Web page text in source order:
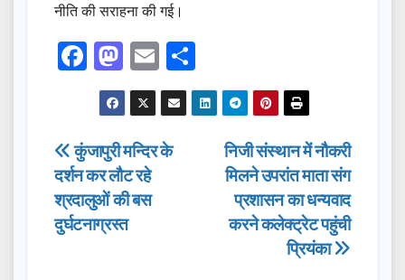
नीति की सराहना की गई।
F
a
c
e
b
o
o
M
a
st
o
d
o
n
E
m
ail
h
ar
Post
navigation
निजी संस्थान में नौकरी
मिलने उपरांत माता संग
प्रशासन का धन्यवाद
करने कलेक्ट्रेट पहुंची
प्रियंका
कुंजापुरी मन्दिर के
दर्शन कर लौट रहे
श्रदालुओं की बस
दुर्घटनाग्रस्त